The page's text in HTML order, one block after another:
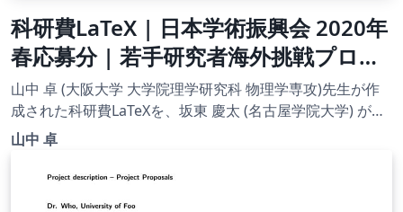
科研費LaTeX | 日本学術振興会 2020年
春応募分 | 若手研究者海外挑戦プログ
ラム(2021年度第1回) | 2020.08.24
山中 卓 (大阪大学 大学院理学研究科 物理学専攻)先生が作
成された科研費LaTeXを、坂東 慶太 (名古屋学院大学) が了
承を得てテンプレート登録しています。 詳細はこちら↓を
u.ac.jp/~taku/kakenhiLaTeX/
山中 卓